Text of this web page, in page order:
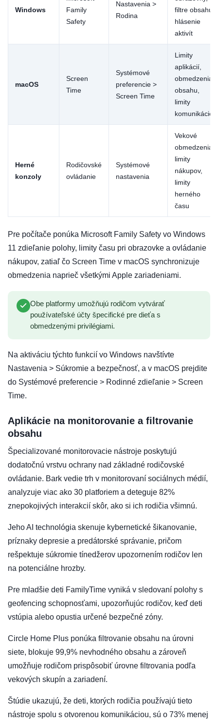
Windows
Family
Safety
Nastavenia >
Rodina
filtre obsahu,
hlásenie
aktivít
macOS
Screen
Time
Systémové
preferencie >
Screen Time
Limity
aplikácií,
obmedzenia
obsahu,
limity
komunikácie
Herné
konzoly
Rodičovské
ovládanie
Systémové
nastavenia
Vekové
obmedzenia,
limity
nákupov,
limity
herného
času
Pre počítače ponúka Microsoft Family Safety vo Windows
11 zdieľanie polohy, limity času pri obrazovke a ovládanie
nákupov, zatiaľ čo Screen Time v macOS synchronizuje
obmedzenia naprieč všetkými Apple zariadeniami.
Obe platformy umožňujú rodičom vytvárať
používateľské účty špecifické pre dieťa s
obmedzenými privilégiami.
Na aktiváciu týchto funkcií vo Windows navštívte
Nastavenia > Súkromie a bezpečnosť, a v macOS prejdite
do Systémové preferencie > Rodinné zdieľanie > Screen
Time.
Aplikácie na monitorovanie a filtrovanie
obsahu
Špecializované monitorovacie nástroje poskytujú
dodatočnú vrstvu ochrany nad základné rodičovské
ovládanie. Bark vedie trh v monitorovaní sociálnych médií,
analyzuje viac ako 30 platforiem a deteguje 82%
znepokojivých interakcií skôr, ako si ich rodičia všimnú.
Jeho AI technológia skenuje kybernetické šikanovanie,
príznaky depresie a predátorské správanie, pričom
rešpektuje súkromie tínedžerov upozornením rodičov len
na potenciálne hrozby.
Pre mladšie deti FamilyTime vyniká v sledovaní polohy s
geofencing schopnosťami, upozorňujúc rodičov, keď deti
vstúpia alebo opustia určené bezpečné zóny.
Circle Home Plus ponúka filtrovanie obsahu na úrovni
siete, blokuje 99,9% nevhodného obsahu a zároveň
umožňuje rodičom prispôsobiť úrovne filtrovania podľa
vekových skupín a zariadení.
Štúdie ukazujú, že deti, ktorých rodičia používajú tieto
nástroje spolu s otvorenou komunikáciou, sú o 73% menej